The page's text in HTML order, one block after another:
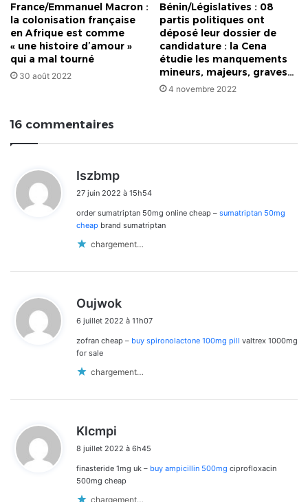
France/Emmanuel Macron :
la colonisation française
en Afrique est comme
« une histoire d’amour »
qui a mal tourné
30 août 2022
Bénin/Législatives : 08
partis politiques ont
déposé leur dossier de
candidature : la Cena
étudie les manquements
mineurs, majeurs, graves…
4 novembre 2022
16 commentaires
Iszbmp
t
:
27 juin 2022 à 15h54
order sumatriptan 50mg online cheap – sumatriptan 50mg
cheap brand sumatriptan
chargement…
Oujwok
t
6 juillet 2022 à 11h07
zofran cheap – buy spironolactone 100mg pill valtrex 1000mg
for sale
chargement…
Klcmpi
t
:
8 juillet 2022 à 6h45
finasteride 1mg uk – buy ampicillin 500mg ciprofloxacin
500mg cheap
chargement…